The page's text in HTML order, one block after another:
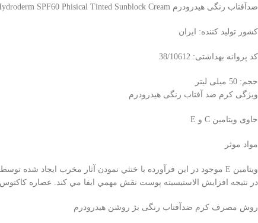
ضدآفتاب رنگی هیدرودرم Hydroderm SPF60 Phisical Tinted Sunblock Cream
کشور تولید کننده: ایران
کد پروانه بهداشتی: 38/10612
حجم: 50 میلی لیتر
ویژگی کرم ضد آفتاب رنگی هیدرودرم
حاوی ویتامین C و E
مواد موثر
در نتيجه افزايش الاستيسيته پوست نقش مهمي ايفا مي كند. عصاره
روش مصرف کرم ضدآفتاب رنگی بژ روشن هیدرودرم